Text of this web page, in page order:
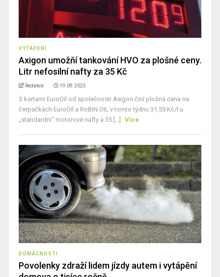
VYTÁPĚNÍ
Axigon umožňí tankování HVO za plošné ceny.
Litr nefosilní nafty za 35 Kč
Redakce 19.09.2025
S kartami EuroOil od společnosti Axigon činí plošná cena na
čerpačkách EuroOil a RoBiN OIL v tomto týdnu 31,59 Kč/l u
„standardní“ motorové nafty a 35 [...]
Více
DOMÁCNOSTI
Povolenky zdraží lidem jízdy autem i vytápění